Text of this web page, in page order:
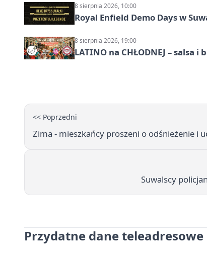
8 sierpnia 2026, 10:00
Royal Enfield Demo Days w
8 sierpnia 2026, 19:00
LATINO na CHŁODNEJ – salsa i
<< Poprzedni
Zima - mieszkańcy proszeni o odśnieżenie i
Suwalscy
Przydatne dane teleadresowe